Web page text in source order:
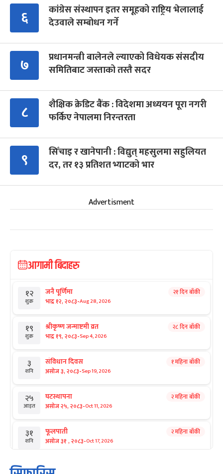
६
कांग्रेस संस्थापन इतर समूहको राष्ट्रिय भेलालाई
देउवाले सम्बोधन गर्ने
७
प्रधानमन्त्री बालेनले ल्याएको विधेयक संसदीय
समितिबाट जस्ताको तस्तै सदर
८
शैक्षिक क्रेडिट बैंक : विदेशमा अध्ययन पूरा नगरी
फर्किए नेपालमा निरन्तरता
९
सिँचाइ र खानेपानी : विद्युत् महसुलमा सहुलियत
दर, तर १३ प्रतिशत भ्याटको भार
Advertisment
आगामी बिदाहरु
१२
शुक्र
जनै पूर्णिमा
भाद्र १२, २०८३-Aug 28, 2026
२१ दिन बाँकी
१९
शुक्र
श्रीकृष्ण जन्माष्टमी व्रत
भाद्र १९, २०८३-Sep 4, 2026
२८ दिन बाँकी
३
शनि
संविधान दिवस
असोज ३, २०८३-Sep 19, 2026
१ महिना बाँकी
२५
आइत
घटस्थापना
असोज २५, २०८३-Oct 11, 2026
२ महिना बाँकी
३१
शनि
फूलपाती
असोज ३१ , २०८३-Oct 17, 2026
२ महिना बाँकी
१ कार्तिक सङ्क्रान्ति